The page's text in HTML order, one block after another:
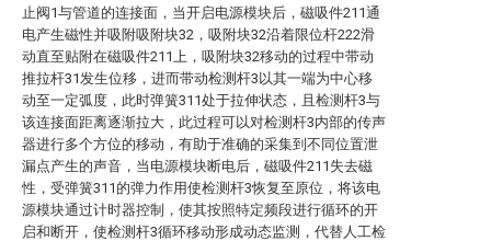
止阀1与管道的连接面，当开启电源模块后，磁吸件211通
电产生磁性并吸附吸附块32，吸附块32沿着限位杆222滑
动直至贴附在磁吸件211上，吸附块32移动的过程中带动
推拉杆31发生位移，进而带动检测杆3以其一端为中心移
动至一定弧度，此时弹簧311处于拉伸状态，且检测杆3与
该连接面距离逐渐拉大，此过程可以对检测杆3内部的传声
器进行多个方位的移动，有助于准确的采集到不同位置泄
漏点产生的声音，当电源模块断电后，磁吸件211失去磁
性，受弹簧311的弹力作用使检测杆3恢复至原位，将该电
源模块通过计时器控制，使其按照特定频段进行循环的开
启和断开，使检测杆3循环移动形成动态监测，代替人工检